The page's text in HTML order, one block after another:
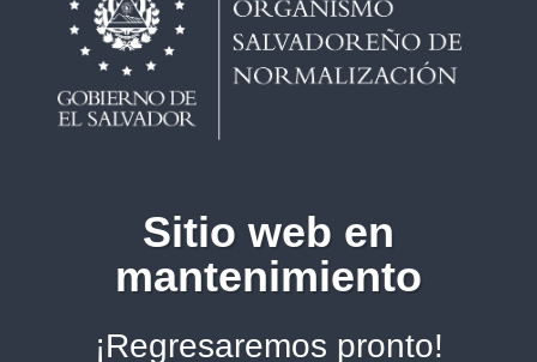
Sitio web en
mantenimiento
¡Regresaremos pronto!